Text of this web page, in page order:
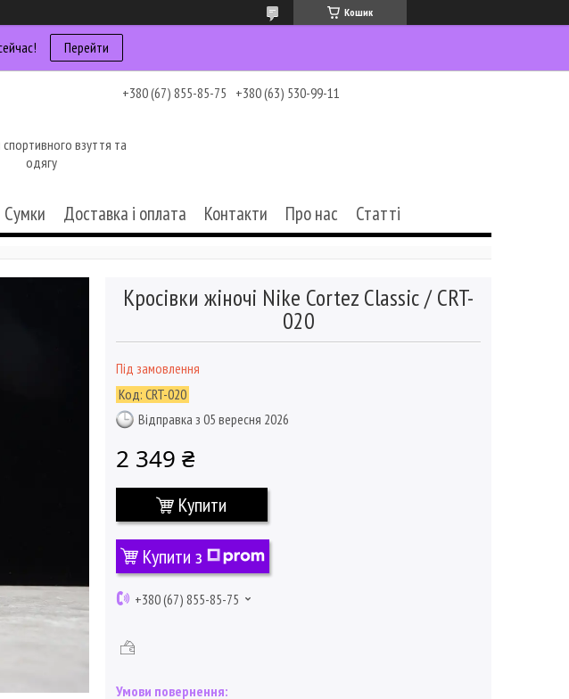
Кошик
Перейти
+380 (67) 855-85-75 +380 (63) 530-99-11
взуття та
одягу
Сумки Доставка і оплата Контакти Про нас Статті
Кросівки жіночі Nike Cortez Classic / CRT-
020
Під замовлення
Код: CRT-020
Відправка з 05 вересня 2026
2 349 ₴
Купити
Купити з
+380 (67) 855-85-75